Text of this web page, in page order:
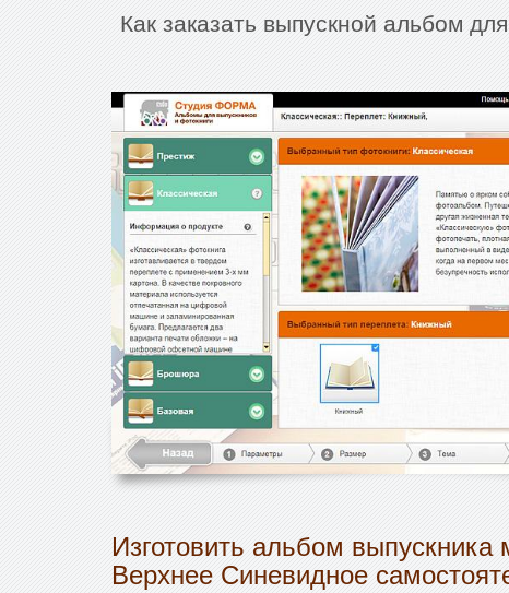
Как заказать выпускной альбом
Изготовить альбом
Верхнее Синевидное